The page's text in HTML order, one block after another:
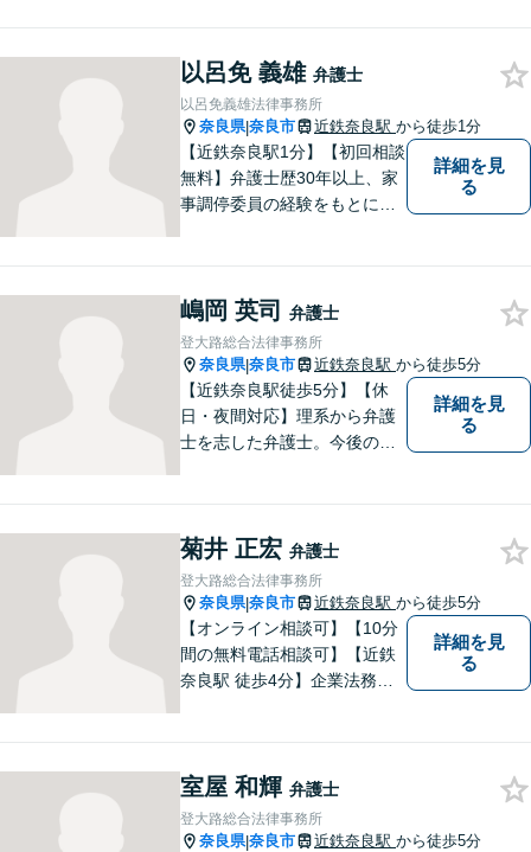
対応します。【夜間／休日対
応可】法律トラブルでお悩み
の方は、お気軽にご相談くだ
さい。
以呂免 義雄 弁護士
以呂免義雄法律事務所
奈良県|奈良市 近鉄奈良駅 から徒歩1分
【近鉄奈良駅1分】【初回相談
無料】弁護士歴30年以上、家
事調停委員の経験をもとに複
発生前のご相談も受け付けて
おります。【電話相談可】
詳細を見
る
嶋岡 英司 弁護士
登大路総合法律事務所
奈良県|奈良市 近鉄奈良駅 から徒歩5分
【近鉄奈良駅徒歩5分】【休
日・夜間対応】理系から弁護
士を志した弁護士。今後の生
無料相談をご利用ください。
【Zoom相談可】
詳細を見
る
菊井 正宏 弁護士
登大路総合法律事務所
奈良県|奈良市 近鉄奈良駅 から徒歩5分
【オンライン相談可】【10分
間の無料電話相談可】【近鉄
奈良駅 徒歩4分】企業法務／
報をご提供します！少しでも
疑問をお持ちの方は、まずご
相談を！
詳細を見
る
室屋 和輝 弁護士
登大路総合法律事務所
奈良県|奈良市 近鉄奈良駅 から徒歩5分